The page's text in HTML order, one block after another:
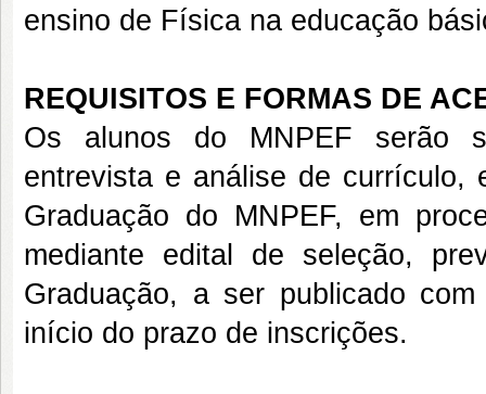
ensino de Física na educação
REQUISITOS E FORMAS DE
Os alunos do MNPEF serão
entrevista e análise de currículo,
Graduação do MNPEF, em
mediante edital de seleção,
Graduação, a ser publicado
início do prazo de inscrições.